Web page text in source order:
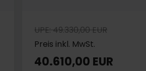
UPE: 49.330,00 EUR
Preis inkl. MwSt.
40.610,00 EUR